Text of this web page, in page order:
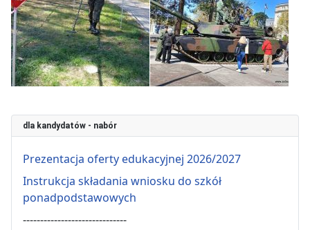
dla kandydatów - nabór
Prezentacja oferty edukacyjnej 2026/2027
Instrukcja składania wniosku do szkół
ponadpodstawowych
------------------------------